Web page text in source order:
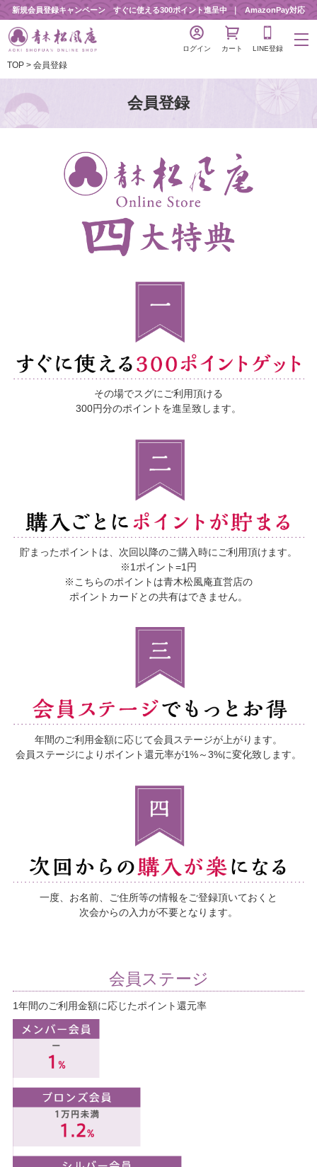
新規会員登録キャンペーン すぐに使える300ポイント進呈中 AmazonPay対応
ログイン カート LINE登録
TOP 会員登録
会員登録
その場でスグにご利用頂ける
300円分のポイントを進呈致します。
貯まったポイントは、 次回以降のご購入時にご利用頂けます。
※1ポイント=1円
※こちらのポイントは青木松風庵直営店の
ポイントカードとの共有はできません。
年間のご利用金額に応じて会員ステージが上がります。
会員ステージによりポイント還元率が1%～3%に変化致します。
一度、お名前、ご住所等の情報をご登録頂いておくと
次会からの入力が不要となります。
会員ステージ
1年間のご利用金額に応じたポイント還元率